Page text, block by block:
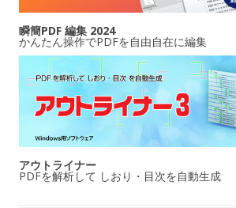
瞬簡PDF 編集 2024
かんたん操作でPDFを自由自在に編集
アウトライナー
PDFを解析して しおり・目次を自動生成